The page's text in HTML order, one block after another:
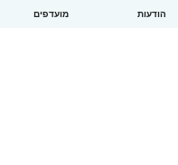
הודעות מועדפים